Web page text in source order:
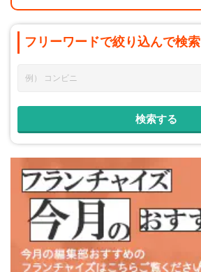
インターン独立・社員募集
九州・沖縄
脱サラで開業
法人様オススメ
副業・サイドビジネス
フリーワードで絞り込んで検索